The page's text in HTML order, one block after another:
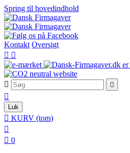
Spring til hovedindhold
Kontakt Oversigt
 
 

Luk
 KURV (tom)

 0